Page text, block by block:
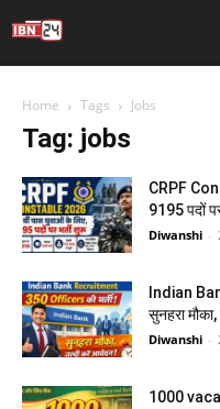
Home Tags Jobs
Tag: jobs
CRPF
9195 पदों
Diwanshi -
Indian
सुनहरा
Diwanshi -
1000